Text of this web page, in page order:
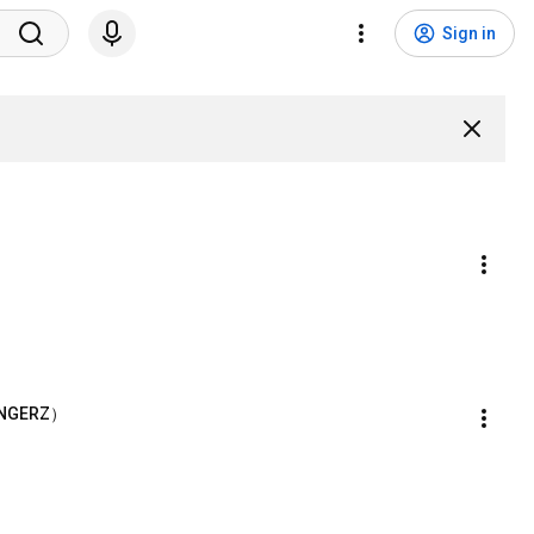
Sign in
）